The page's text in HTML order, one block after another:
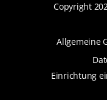
Copyright
Allgemeine
Einrichtung